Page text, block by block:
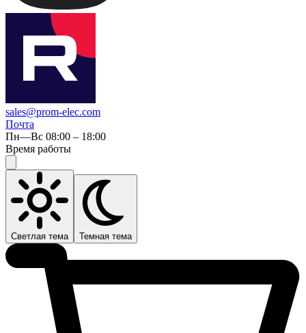
sales@prom-elec.com
Почта
Пн—Вс 08:00 – 18:00
Время работы
Светлая тема Темная тема